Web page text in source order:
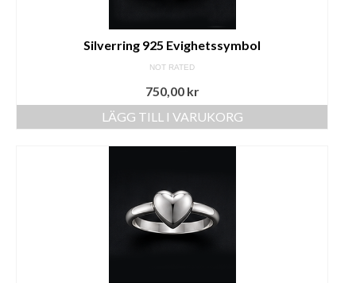
Silverring 925 Evighetssymbol
NOT RATED
750,00 kr
LÄGG TILL I VARUKORG